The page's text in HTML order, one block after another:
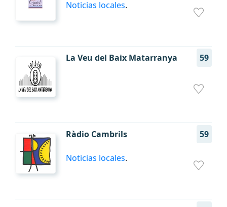
Noticias locales.
La Veu del Baix Matarranya 59
Ràdio Cambrils 59
Noticias locales.